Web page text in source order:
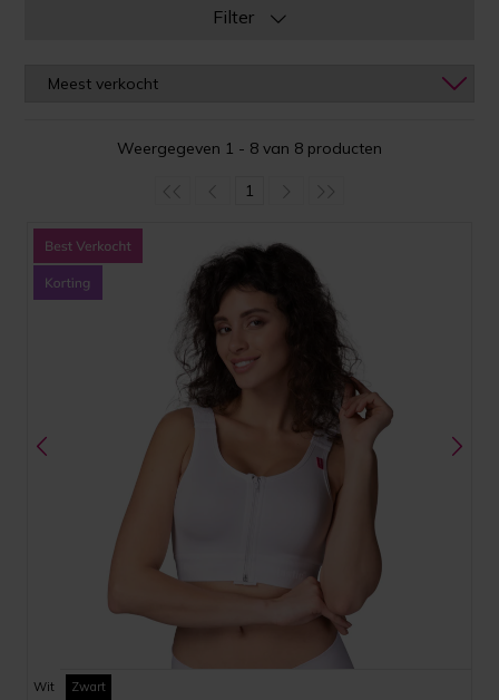
Filter
Weergegeven 1 - 8 van 8 producten
1
Wit Zwart